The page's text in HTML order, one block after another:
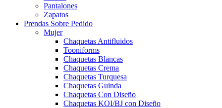
Pantalones
Zapatos
Prendas Sobre Pedido
Mujer
Chaquetas Antifluidos
Tooniforms
Chaquetas Blancas
Chaquetas Crema
Chaquetas Turquesa
Chaquetas Guinda
Chaquetas Con Diseño
Chaquetas KOI/BJ con Diseño